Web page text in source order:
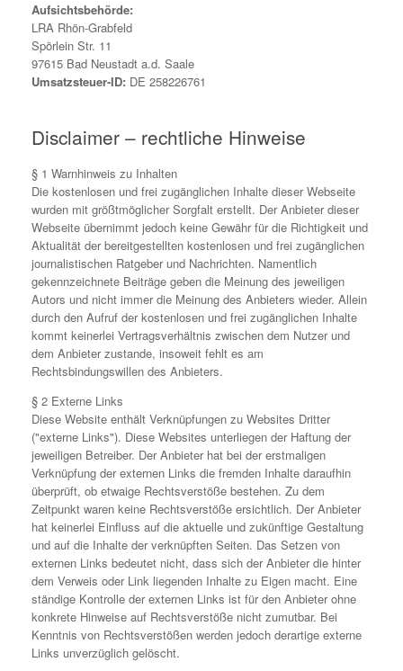
Aufsichtsbehörde:
LRA Rhön-Grabfeld
Spörlein Str. 11
97615 Bad Neustadt a.d. Saale
Umsatzsteuer-ID: DE 258226761
Disclaimer – rechtliche Hinweise
§ 1 Warnhinweis zu Inhalten
Die kostenlosen und frei zugänglichen Inhalte dieser Webseite
wurden mit größtmöglicher Sorgfalt erstellt. Der Anbieter dieser
Webseite übernimmt jedoch keine Gewähr für die Richtigkeit und
Aktualität der bereitgestellten kostenlosen und frei zugänglichen
journalistischen Ratgeber und Nachrichten. Namentlich
gekennzeichnete Beiträge geben die Meinung des jeweiligen
Autors und nicht immer die Meinung des Anbieters wieder. Allein
durch den Aufruf der kostenlosen und frei zugänglichen Inhalte
kommt keinerlei Vertragsverhältnis zwischen dem Nutzer und
dem Anbieter zustande, insoweit fehlt es am
Rechtsbindungswillen des Anbieters.
§ 2 Externe Links
Diese Website enthält Verknüpfungen zu Websites Dritter
("externe Links"). Diese Websites unterliegen der Haftung der
jeweiligen Betreiber. Der Anbieter hat bei der erstmaligen
Verknüpfung der externen Links die fremden Inhalte daraufhin
überprüft, ob etwaige Rechtsverstöße bestehen. Zu dem
Zeitpunkt waren keine Rechtsverstöße ersichtlich. Der Anbieter
hat keinerlei Einfluss auf die aktuelle und zukünftige Gestaltung
und auf die Inhalte der verknüpften Seiten. Das Setzen von
externen Links bedeutet nicht, dass sich der Anbieter die hinter
dem Verweis oder Link liegenden Inhalte zu Eigen macht. Eine
ständige Kontrolle der externen Links ist für den Anbieter ohne
konkrete Hinweise auf Rechtsverstöße nicht zumutbar. Bei
Kenntnis von Rechtsverstößen werden jedoch derartige externe
Links unverzüglich gelöscht.